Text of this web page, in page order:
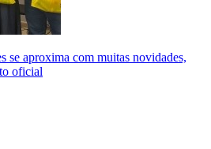
se aproxima com muitas novidades,
oficial